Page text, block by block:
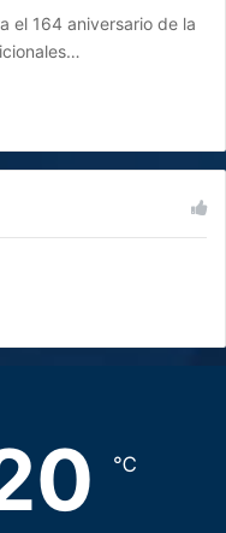
el 164 aniversario de la
℃